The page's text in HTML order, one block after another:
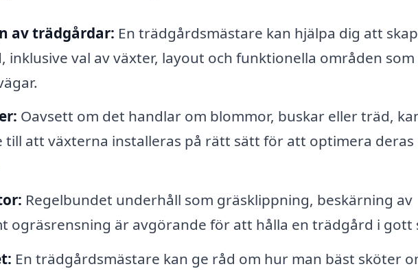
av trädgårdar: En trädgårdsmästare kan hjälpa dig att
val av växter, layout och funktionella områden som
Oavsett om det handlar om blommor, buskar eller träd,
till att växterna installeras på rätt sätt för att optimera deras
Regelbundet underhåll som gräsklippning, beskärning av
ogräsrensning är avgörande för att hålla en trädgård i gott
En trädgårdsmästare kan ge råd om hur man bäst sköter